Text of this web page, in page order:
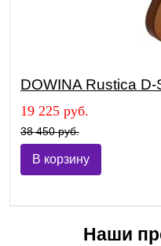
DOWINA Rustica D-
19 225 руб.
38 450 руб.
В корзину
Наши